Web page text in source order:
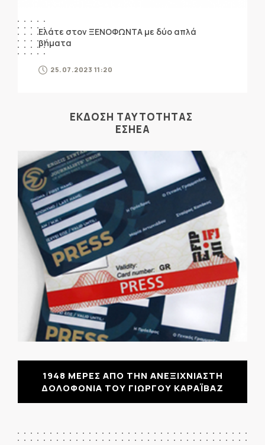
Ελάτε στον ΞΕΝΟΦΩΝΤΑ με δύο απλά
βήματα
25.07.2023 11:20
ΕΚΔΟΣΗ ΤΑΥΤΟΤΗΤΑΣ
ΕΣΗΕΑ
1948 ΜΕΡΕΣ ΑΠΟ ΤΗΝ ΑΝΕΞΙΧΝΙΑΣΤΗ
ΔΟΛΟΦΟΝΙΑ ΤΟΥ ΓΙΩΡΓΟΥ ΚΑΡΑΪΒΑΖ